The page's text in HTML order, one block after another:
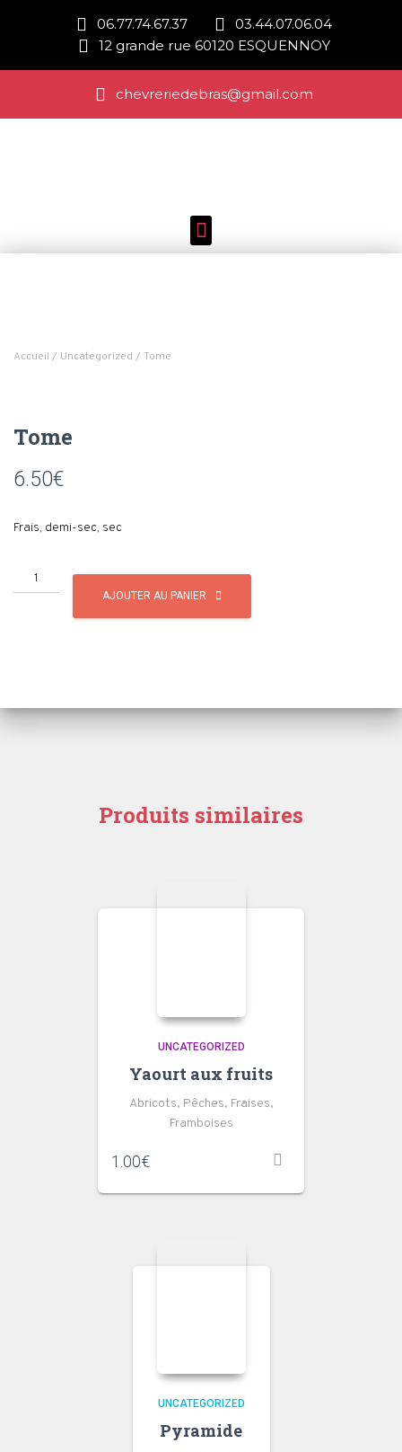
06.77.74.67.37
03.44.07.06.04
12 grande rue 60120 ESQUENNOY
chevreriedebras@gmail.com
Accueil / Uncategorized / Tome
Tome
6.50€
Frais, demi-sec, sec
AJOUTER AU PANIER
Produits similaires
UNCATEGORIZED
Yaourt aux fruits
Abricots, Pêches, Fraises,
Framboises
1.00€
UNCATEGORIZED
Pyramide